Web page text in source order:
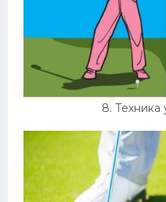
8. Техника